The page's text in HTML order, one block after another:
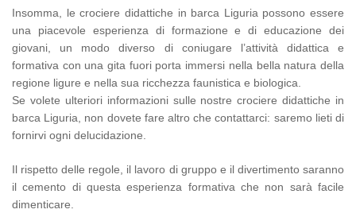
Insomma, le crociere didattiche in barca Liguria possono essere
una piacevole esperienza di formazione e di educazione dei
giovani, un modo diverso di coniugare l’attività didattica e
formativa con una gita fuori porta immersi nella bella natura della
regione ligure e nella sua ricchezza faunistica e biologica.
Se volete ulteriori informazioni sulle nostre crociere didattiche in
barca Liguria, non dovete fare altro che contattarci: saremo lieti di
fornirvi ogni delucidazione.
Il rispetto delle regole, il lavoro di gruppo e il divertimento saranno
il cemento di questa esperienza formativa che non sarà facile
dimenticare.